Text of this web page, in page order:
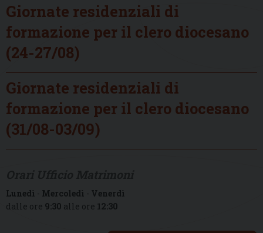
Giornate residenziali di
formazione per il clero diocesano
(24-27/08)
Giornate residenziali di
formazione per il clero diocesano
(31/08-03/09)
Lunedì - Mercoledì - Venerdì
dalle ore 9:30 alle ore 12:30